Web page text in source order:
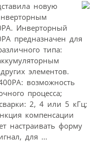
новую
Инверторный
предназначен для
типа:
элементов.
возможность
процесса;
2, 4 или 5 кГц;
компенсации
настраивать форму
для ...